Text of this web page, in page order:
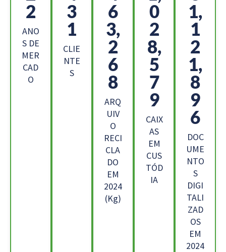
5
ANO
S DE
MER
CAD
O
8
8
CLIE
NTE
S
2
4,
5
8
9
ARQ
UIV
O
RECI
CLA
DO
EM
2024
(Kg)
1
6
4,
7
2
7
CAIX
AS
EM
CUS
TÓD
IA
9,
2
1
2,
2
9
6
DOC
UME
NTO
S
DIGI
TALI
ZAD
OS
EM
2024